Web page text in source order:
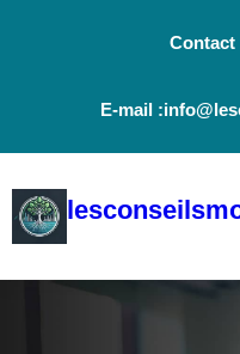
Contact
E-mail